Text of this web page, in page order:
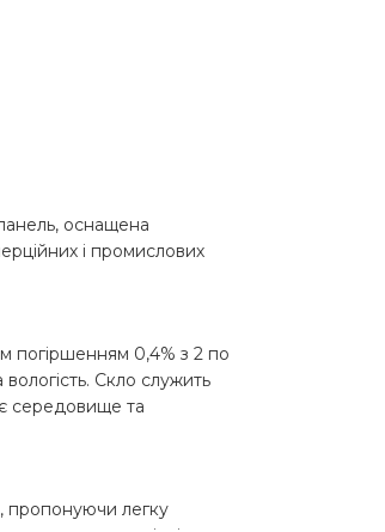
оснащена
і промислових
погіршенням 0,4% з 2 по
Скло служить
середовище та
пропонуючи легку